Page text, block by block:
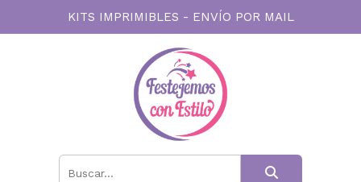
KITS IMPRIMIBLES - ENVÍO POR MAIL